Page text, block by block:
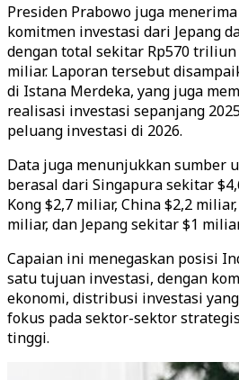
Presiden Prabowo juga
komitmen investasi dari Jepang
dengan total sekitar Rp570
miliar. Laporan tersebut
di Istana Merdeka, yang juga
realisasi investasi sepanjang
peluang investasi di 2026.
Data juga menunjukkan sumber
berasal dari Singapura sekitar
Kong $2,7 miliar, China $2,2
miliar, dan Jepang sekitar $1
Capaian ini menegaskan posisi
satu tujuan investasi, dengan
ekonomi, distribusi investasi
fokus pada sektor-sektor
tinggi.